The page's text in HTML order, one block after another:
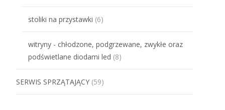
stoliki na przystawki (6)
witryny - chłodzone, podgrzewane, zwykłe oraz
podświetlane diodami led (8)
SERWIS SPRZĄTAJĄCY (59)